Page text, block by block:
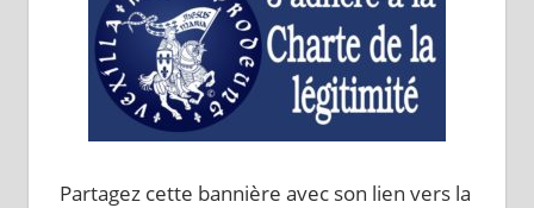
Partagez cette bannière avec son lien vers la